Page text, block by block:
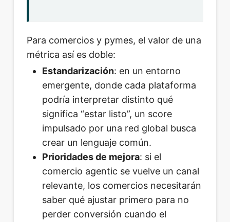
Para comercios y pymes, el valor de una
métrica así es doble:
Estandarización: en un entorno
emergente, donde cada plataforma
podría interpretar distinto qué
significa “estar listo”, un score
impulsado por una red global busca
crear un lenguaje común.
Prioridades de mejora: si el
comercio agentic se vuelve un canal
relevante, los comercios necesitarán
saber qué ajustar primero para no
perder conversión cuando el